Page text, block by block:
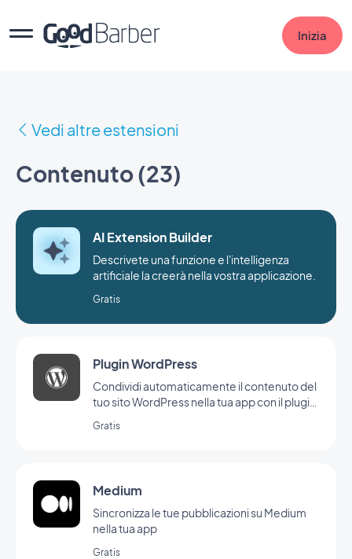
Inizia
Vedi altre estensioni
Contenuto (23)
Plugin WordPress
Condividi automaticamente il contenuto del
tuo sito WordPress nella tua app con il plugin
Gratis
Medium
Sincronizza le tue pubblicazioni su Medium
nella tua app
Gratis
AI Extension Builder
Descrivete una funzione e l'intelligenza
artificiale la creerà nella vostra applicazione.
Gratis